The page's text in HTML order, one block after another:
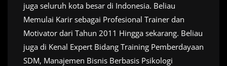
juga seluruh kota besar di Indonesia. Beliau
Memulai Karir sebagai Profesional Trainer dan
Motivator dari Tahun 2011 Hingga sekarang. Beliau
juga di Kenal Expert Bidang Training Pemberdayaan
SDM, Manajemen Bisnis Berbasis Psikologi